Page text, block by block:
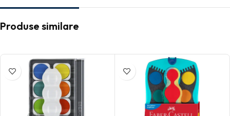
Produse similare